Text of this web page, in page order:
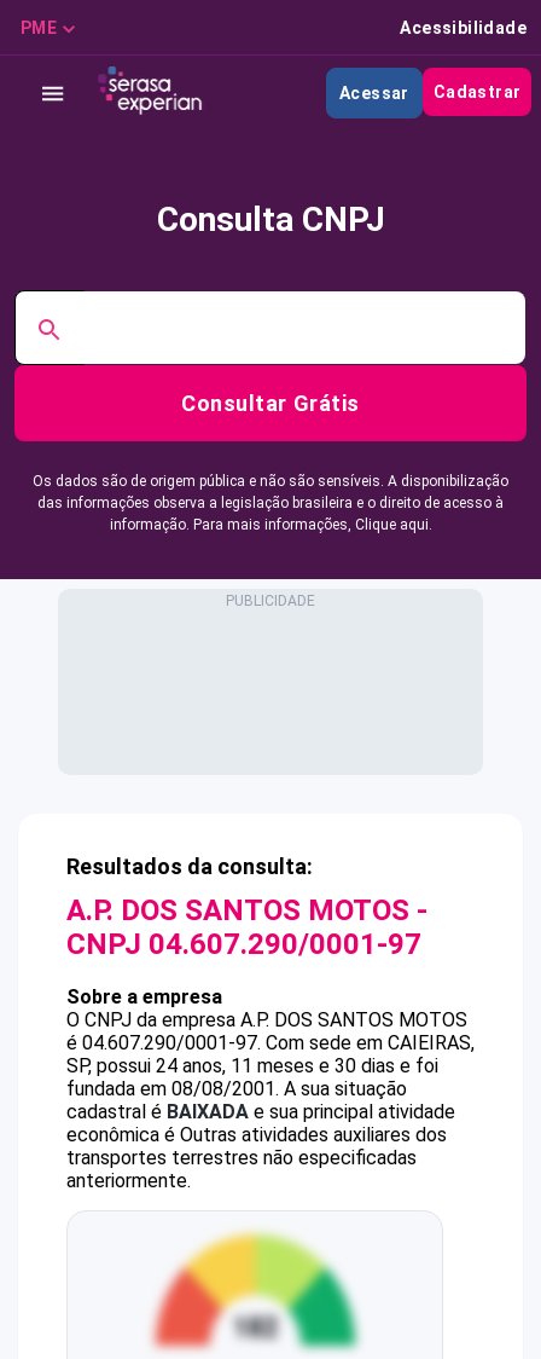
PME Acessibilidade
Acessar Cadastrar
Consulta CNPJ
Consultar Grátis
Os dados são de origem pública e não são sensíveis. A disponibilização
das informações observa a legislação brasileira e o direito de acesso à
informação. Para mais informações, Clique aqui.
Resultados da consulta:
A.P. DOS SANTOS MOTOS -
CNPJ 04.607.290/0001-97
Sobre a empresa
O CNPJ da empresa A.P. DOS SANTOS MOTOS
é 04.607.290/0001-97. Com sede em CAIEIRAS,
SP, possui 24 anos, 11 meses e 30 dias e foi
fundada em 08/08/2001. A sua situação
cadastral é BAIXADA e sua principal atividade
econômica é Outras atividades auxiliares dos
transportes terrestres não especificadas
anteriormente.